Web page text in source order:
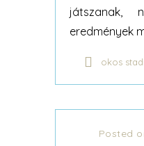
játszanak,
eredmények
okos
Posted